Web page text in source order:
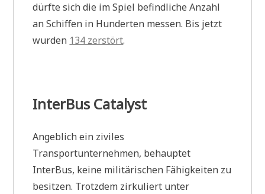
dürfte sich die im Spiel befindliche Anzahl
an Schiffen in Hunderten messen. Bis jetzt
wurden 134 zerstört.
InterBus Catalyst
Angeblich ein ziviles
Transportunternehmen, behauptet
InterBus, keine militärischen Fähigkeiten zu
besitzen. Trotzdem zirkuliert unter